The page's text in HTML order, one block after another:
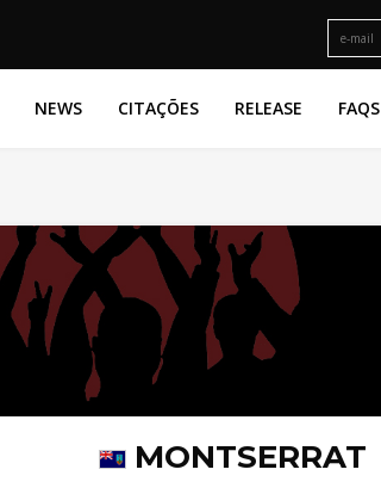
NEWS CITAÇÕES RELEASE FAQS
MONTSERRAT